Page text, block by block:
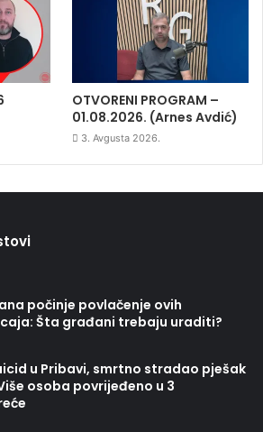
OTVORENI PROGRAM –
01.08.2026. (Arnes Avdić)
3. Avgusta 2026.
počinje povlačenje ovih
Šta građani trebaju uraditi?
u Pribavi, smrtno stradao pješak
osoba povrijeđeno u 3